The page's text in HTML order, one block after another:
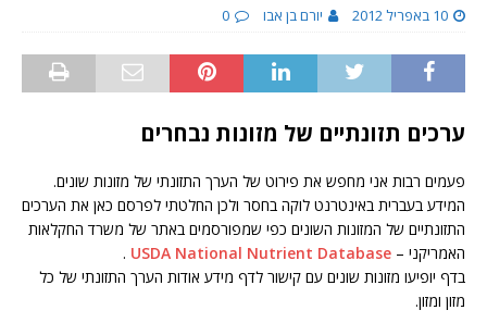
10 באפריל 2012 יורם בן אבו 0
ערכים תזונתיים של מזונות נבחרים
פעמים רבות אני מחפש את פירוט של הערך התזונתי של מזונות שונים.
המידע בעברית באינטרנט לוקה בחסר ולכן החלטתי לפרסם כאן את הערכים
התזונתיים של המזונות השונים כפי שמפורסמים באתר של משרד החקלאות
האמריקני – USDA National Nutrient Database
.
בדף יופיעו מזונות שונים עם קישור לדף מידע אודות הערך התזונתי של כל
מזון ומזון.